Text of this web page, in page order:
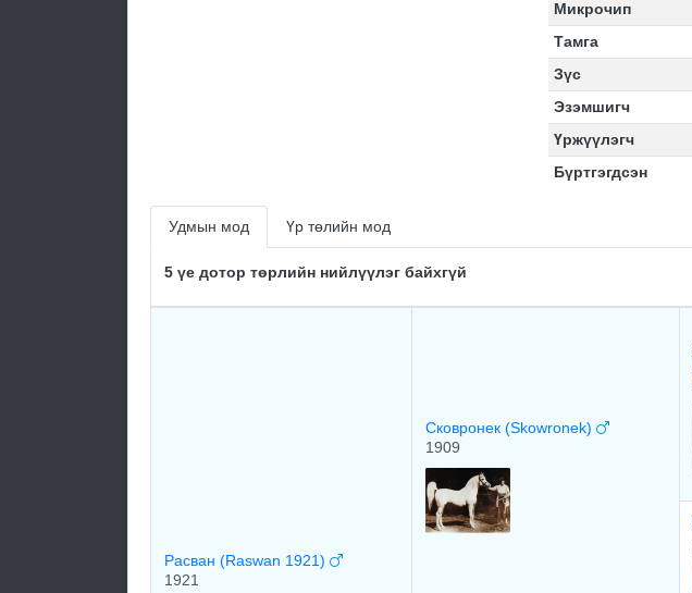
Микрочип
Тамга
Зүс
Эзэмшигч
Үржүүлэгч
Бүртгэгдсэн
Удмын мод Үр төлийн мод
5 үе дотор төрлийн нийлүүлэг байхгүй
Расван (Raswan 1921)
1921
Сковронек (Skowronek)
1909